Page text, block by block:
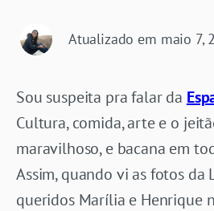
Atualizado em maio 7,
Sou suspeita pra falar da
Cultura, comida, arte e o
maravilhoso, e bacana em
Assim, quando vi as fotos da
queridos Marília e Henrique